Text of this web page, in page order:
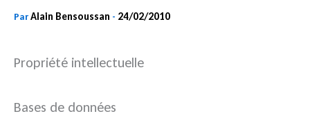
ParAlain Bensoussan - 24/02/2010
Propriété intellectuelle
Bases de données